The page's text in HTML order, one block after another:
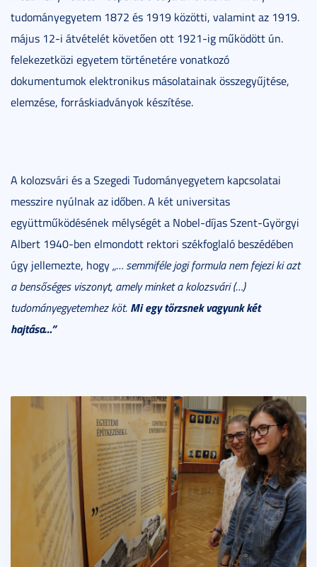
tudományegyetem 1872 és 1919 közötti, valamint az 1919.
május 12-i átvételét követően ott 1921-ig működött ún.
felekezetközi egyetem történetére vonatkozó
dokumentumok elektronikus másolatainak összegyűjtése,
elemzése, forráskiadványok készítése.
A kolozsvári és a Szegedi Tudományegyetem kapcsolatai
messzire nyúlnak az időben. A két universitas
együttműködésének mélységét a Nobel-díjas Szent-Györgyi
Albert 1940-ben elmondott rektori székfoglaló beszédében
úgy jellemezte, hogy„… semmiféle jogi formula nem fejezi ki azt
a bensőséges viszonyt, amely minket a kolozsvári (…)
tudományegyetemhez köt. Mi egy törzsnek vagyunk két
hajtása…”